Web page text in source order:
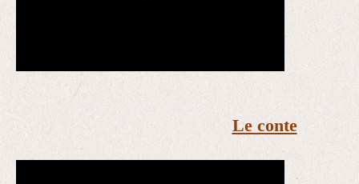
Le conte